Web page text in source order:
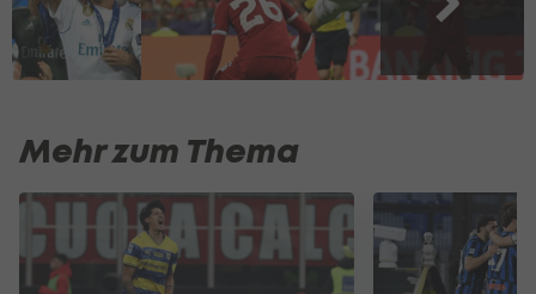
Mehr zum Thema